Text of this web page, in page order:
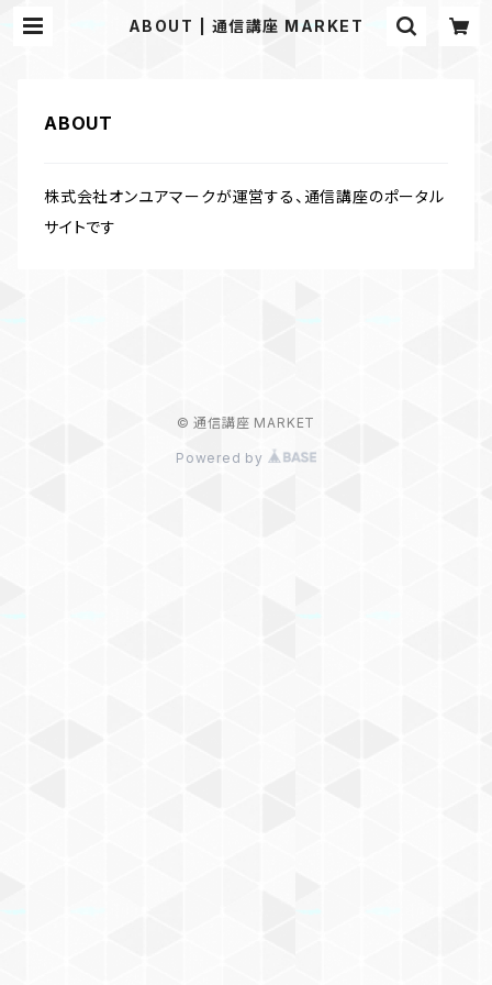
ABOUT | 通信講座 MARKET
ABOUT
株式会社オンユアマークが運営する、通信講座のポータル
サイトです
© 通信講座 MARKET
Powered by